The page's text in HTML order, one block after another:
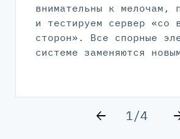
внимательны к мелочам,
и тестируем сервер «со
сторон». Все спорные
системе заменяются
1/4